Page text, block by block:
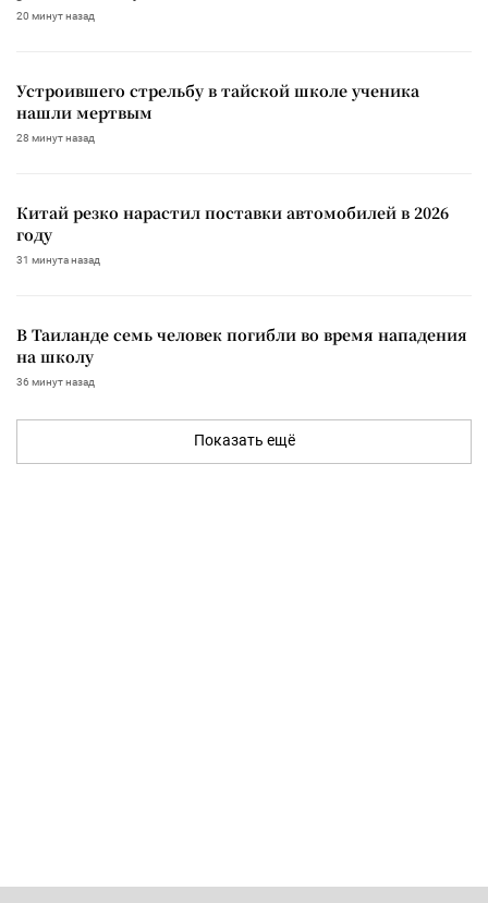
20 минут назад
Устроившего стрельбу в тайской школе ученика
нашли мертвым
28 минут назад
Китай резко нарастил поставки автомобилей в 2026
году
31 минута назад
В Таиланде семь человек погибли во время нападения
на школу
36 минут назад
Показать ещё